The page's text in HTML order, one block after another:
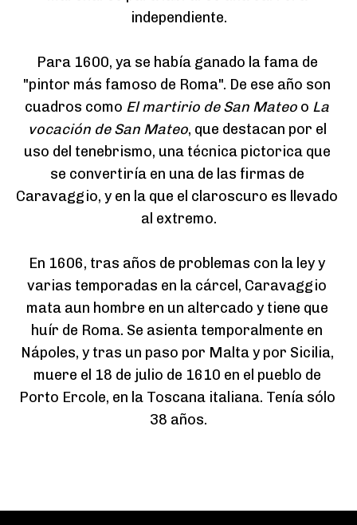
independiente.
Para 1600, ya se había ganado la fama de
"pintor más famoso de Roma". De ese año son
cuadros como El martirio de San Mateo o La
vocación de San Mateo, que destacan por el
uso del tenebrismo, una técnica pictorica que
se convertiría en una de las firmas de
Caravaggio, y en la que el claroscuro es llevado
al extremo.
En 1606, tras años de problemas con la ley y
varias temporadas en la cárcel, Caravaggio
mata aun hombre en un altercado y tiene que
huír de Roma. Se asienta temporalmente en
Nápoles, y tras un paso por Malta y por Sicilia,
muere el 18 de julio de 1610 en el pueblo de
Porto Ercole, en la Toscana italiana. Tenía sólo
38 años.